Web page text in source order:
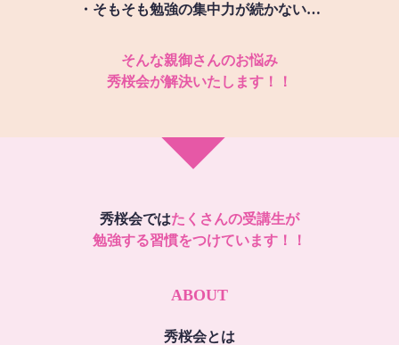
・そもそも勉強の集中力が続かない…
そんな親御さんのお悩み
秀桜会が解決いたします！！
秀桜会ではたくさんの受講生が
勉強する習慣をつけています！！
ABOUT
秀桜会とは